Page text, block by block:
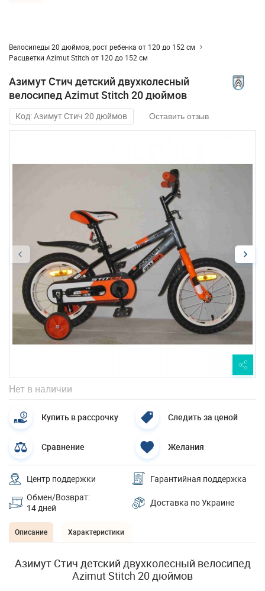
Велосипеды 20 дюймов, рост ребенка от 120 до 152 см
Расцветки Azimut Stitch от 120 до 152 см
Азимут Стич детский двухколесный
велосипед Azimut Stitch 20 дюймов
Код: Азимут Стич 20 дюймов Оставить отзыв
Нет в наличии
Купить в рассрочку Следить за ценой
Сравнение Желания
Центр поддержки
Гарантийная поддержка
Обмен/Возврат:
14 дней
Доставка по Украине
Описание Характеристики
Азимут Стич детский двухколесный велосипед
Azimut Stitch 20 дюймов